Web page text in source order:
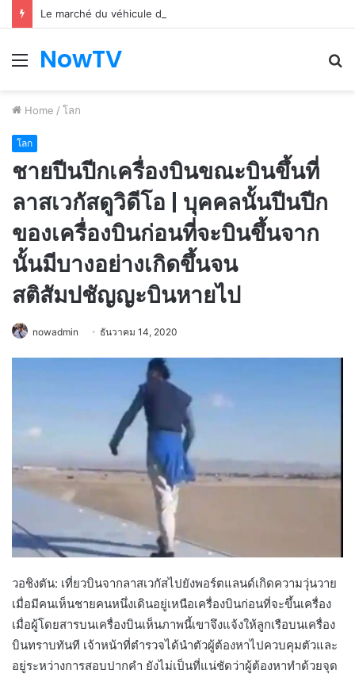
Le marché du véhicule d’occasion en plein essor
Menu
NowTV
Home / โลก
โลก
ชายปีนปีกเครื่องบินขณะบินขึ้นที่
ลาสเวกัสดูวิดีโอ | บุคคลนั้นปีนปีก
ของเครื่องบินก่อนที่จะบินขึ้นจาก
นั้นมีบางอย่างเกิดขึ้นจน
สติสัมปชัญญะบินหายไป
nowadmin ธันวาคม 14, 2020
วอชิงตัน: ​​เที่ยวบินจากลาสเวกัสไปยังพอร์ตแลนด์เกิดความวุ่นวาย
เมื่อมีคนเห็นชายคนหนึ่งเดินอยู่เหนือเครื่องบินก่อนที่จะขึ้นเครื่อง
เมื่อผู้โดยสารบนเครื่องบินเห็นภาพนี้เขาจึงแจ้งให้ลูกเรือบนเครื่อง
บินทราบทันที เจ้าหน้าที่ตำรวจได้นำตัวผู้ต้องหาไปควบคุมตัวและ
อยู่ระหว่างการสอบปากคำ ยังไม่เป็นที่แน่ชัดว่าผู้ต้องหาทำด้วยจุด